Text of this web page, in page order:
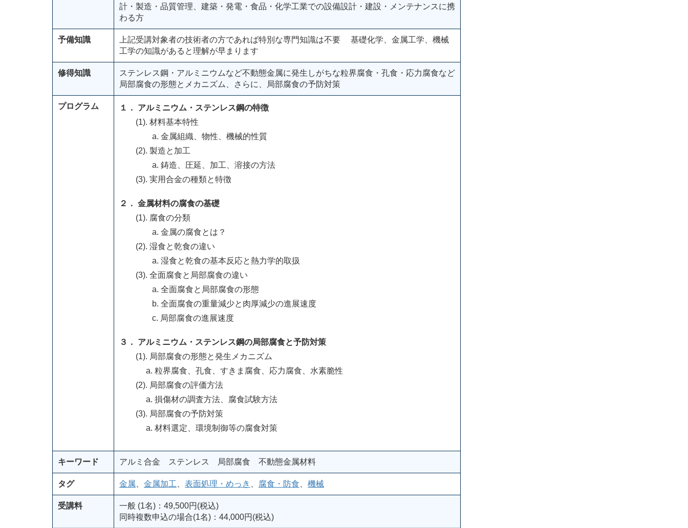
計・製造・品質管理、建築・発電・食品・化学工業での設備設計・建設・メンテナンスに携
わる方
予備知識
上記受講対象者の技術者の方であれば特別な専門知識は不要 基礎化学、金属工学、機械
工学の知識があると理解が早まります
修得知識
ステンレス鋼・アルミニウムなど不動態金属に発生しがちな粒界腐食・孔食・応力腐食など
局部腐食の形態とメカニズム、さらに、局部腐食の予防対策
プログラム
１． アルミニウム・ステンレス鋼の特徴
(1). 材料基本特性
a. 金属組織、物性、機械的性質
(2). 製造と加工
a. 鋳造、圧延、加工、溶接の方法
(3). 実用合金の種類と特徴
２． 金属材料の腐食の基礎
(1). 腐食の分類
a. 金属の腐食とは？
(2). 湿食と乾食の違い
a. 湿食と乾食の基本反応と熱力学的取扱
(3). 全面腐食と局部腐食の違い
a. 全面腐食と局部腐食の形態
b. 全面腐食の重量減少と肉厚減少の進展速度
c. 局部腐食の進展速度
３． アルミニウム・ステンレス鋼の局部腐食と予防対策
(1). 局部腐食の形態と発生メカニズム
a. 粒界腐食、孔食、すきま腐食、応力腐食、水素脆性
(2). 局部腐食の評価方法
a. 損傷材の調査方法、腐食試験方法
(3). 局部腐食の予防対策
a. 材料選定、環境制御等の腐食対策
キーワード アルミ合金 ステンレス 局部腐食 不動態金属材料
タグ 金属 金属加工 表面処理・めっき 腐食・防食 機械
受講料
一般 (1名)：49,500円(税込)
同時複数申込の場合(1名)：44,000円(税込)